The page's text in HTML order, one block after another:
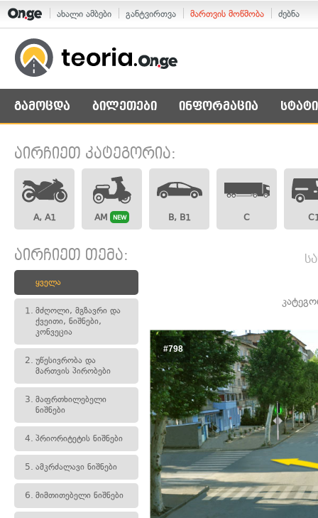
ახალი ამბები განტვირთვა მართვის მოწმობა ძებნა
გამოცდა ბილეთები ინფორმაცია
აირჩიეთ კატეგორია:
A, A1 AM NEW B, B1 C
აირჩიეთ თემა:
ყველა
1. მძღოლი, მგზავრი და
ქვეითი, ნიშნები,
კონვეცია
2. უწესივრობა და
მართვის პირობები
3. მაფრთხილებელი
ნიშნები
4. პრიორიტეტის ნიშნები
5. ამკრძალავი ნიშნები
6. მიმთითებელი ნიშნები
#798